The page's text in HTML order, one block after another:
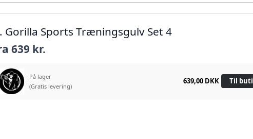
Gorilla Sports Træningsgulv Set 4
639 kr.
På lager
(Gratis levering)
639,00 DKK Til